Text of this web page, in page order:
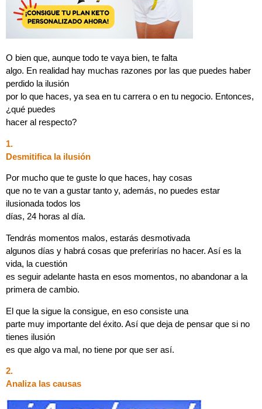
O bien que, aunque todo te vaya bien, te falta
algo. En realidad hay muchas razones por las que puedes haber
perdido la ilusión
por lo que haces, ya sea en tu carrera o en tu negocio. Entonces,
¿qué puedes
hacer al respecto?
1.
Desmitifica la ilusión
Por mucho que te guste lo que haces, hay cosas
que no te van a gustar tanto y, además, no puedes estar
ilusionada todos los
días, 24 horas al día.
Tendrás momentos malos, estarás desmotivada
algunos días y habrá cosas que preferirías no hacer. Así es la
vida, la cuestión
es seguir adelante hasta en esos momentos, no abandonar a la
primera de cambio.
El que la sigue la consigue, en eso consiste una
parte muy importante del éxito. Así que deja de pensar que si no
tienes ilusión
es que algo va mal, no tiene por que ser así.
2.
Analiza las causas